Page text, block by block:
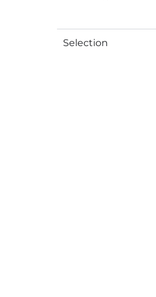
Selection